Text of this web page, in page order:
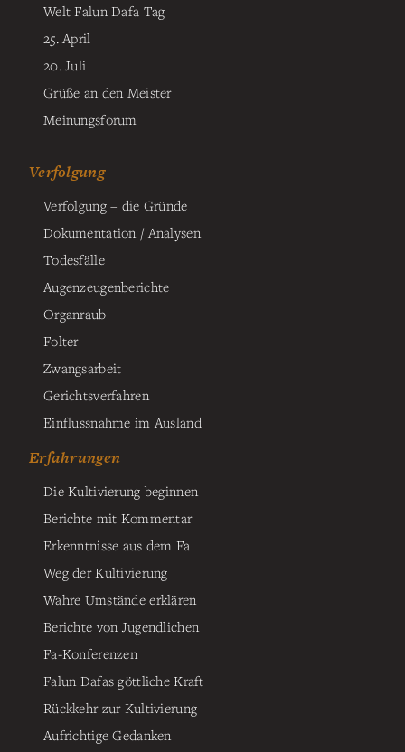
Welt Falun Dafa Tag
25. April
20. Juli
Grüße an den Meister
Meinungsforum
Verfolgung
Verfolgung – die Gründe
Dokumentation / Analysen
Todesfälle
Augenzeugenberichte
Organraub
Folter
Zwangsarbeit
Gerichtsverfahren
Einflussnahme im Ausland
Erfahrungen
Die Kultivierung beginnen
Berichte mit Kommentar
Erkenntnisse aus dem Fa
Weg der Kultivierung
Wahre Umstände erklären
Berichte von Jugendlichen
Fa-Konferenzen
Falun Dafas göttliche Kraft
Rückkehr zur Kultivierung
Aufrichtige Gedanken